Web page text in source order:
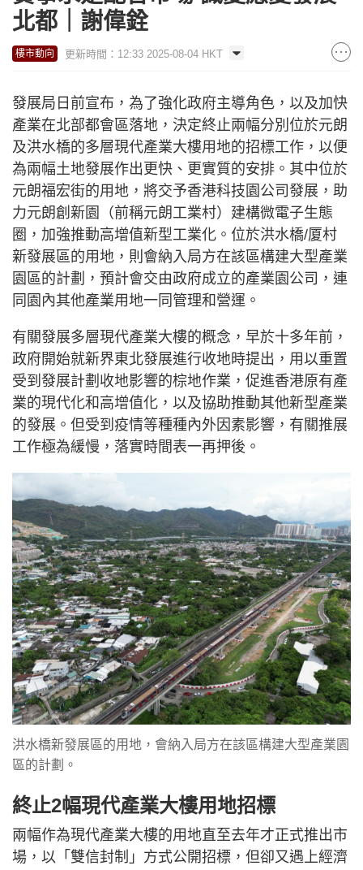
北都｜謝偉銓
樓市動向 更新時間：12:33 2025-08-04 HKT
發展局日前宣布，為了強化政府主導角色，以及加快
產業在北部都會區落地，決定終止兩幅分別位於元朗
及洪水橋的多層現代產業大樓用地的招標工作，以便
為兩幅土地發展作出更快、更實質的安排。其中位於
元朗福宏街的用地，將交予香港科技園公司發展，助
力元朗創新園（前稱元朗工業村）建構微電子生態
圈，加強推動高增值新型工業化。位於洪水橋/厦村
新發展區的用地，則會納入局方在該區構建大型產業
園區的計劃，預計會交由政府成立的產業園公司，連
同園內其他產業用地一同管理和營運。
有關發展多層現代產業大樓的概念，早於十多年前，
政府開始就新界東北發展進行收地時提出，用以重置
受到發展計劃收地影響的棕地作業，促進香港原有產
業的現代化和高增值化，以及協助推動其他新型產業
的發展。但受到疫情等種種內外因素影響，有關推展
工作極為緩慢，落實時間表一再押後。
洪水橋新發展區的用地，會納入局方在該區構建大型產業園
區的計劃。
終止2幅現代產業大樓用地招標
兩幅作為現代產業大樓的用地直至去年才正式推出市
場，以「雙信封制」方式公開招標，但卻又遇上經濟